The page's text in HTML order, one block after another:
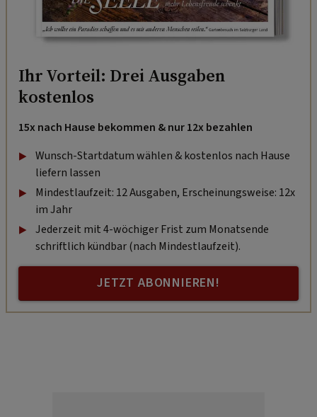
Ihr Vorteil: Drei Ausgaben
kostenlos
15x nach Hause bekommen & nur 12x bezahlen
Wunsch-Startdatum wählen & kostenlos nach Hause
liefern lassen
Mindestlaufzeit: 12 Ausgaben, Erscheinungsweise: 12x
im Jahr
Jederzeit mit 4-wöchiger Frist zum Monatsende
schriftlich kündbar (nach Mindestlaufzeit).
JETZT ABONNIEREN!